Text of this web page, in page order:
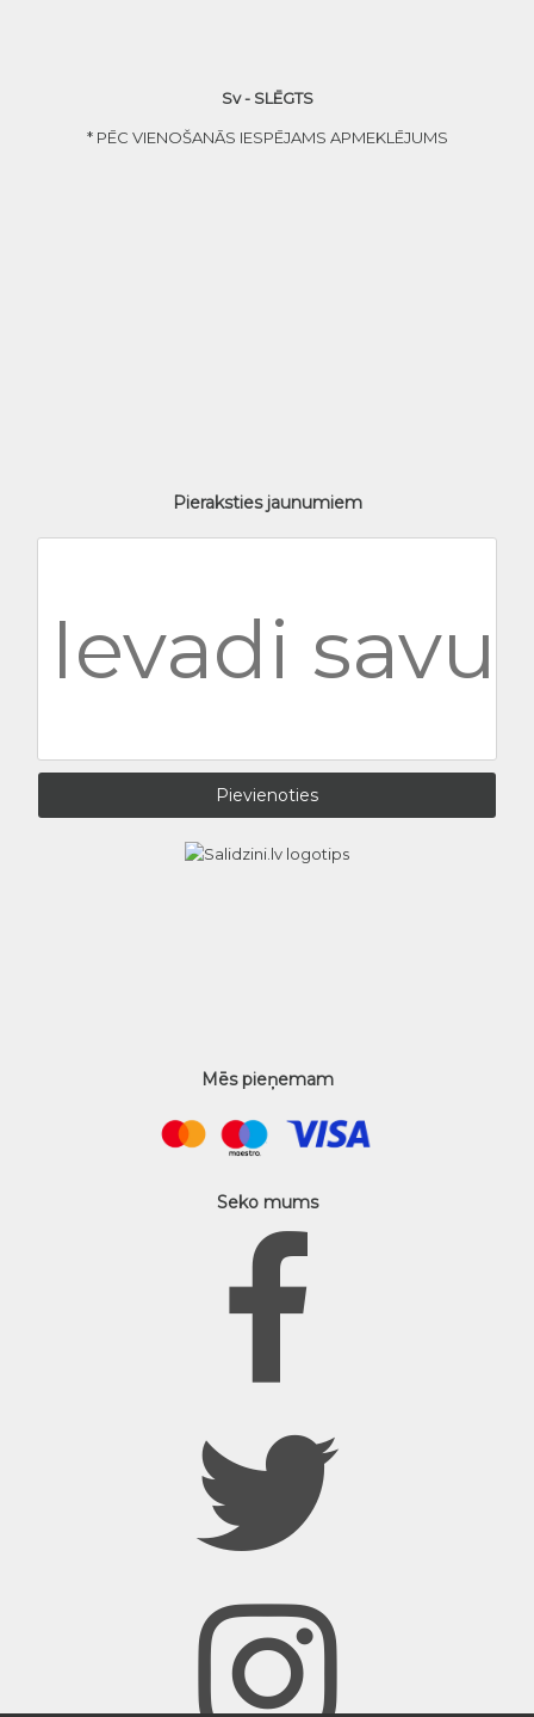
Sv - SLĒGTS
* PĒC VIENOŠANĀS IESPĒJAMS APMEKLĒJUMS
Pieraksties jaunumiem
Mēs pieņemam
Seko mums